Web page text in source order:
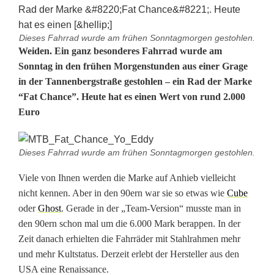
Dieses Fahrrad wurde am frühen Sonntagmorgen gestohlen.
B
e
s
n
e
r
e
s
Weiden. Ein ganz besonderes Fahrrad wurde am
Sonntag in den frühen Morgenstunden aus einer Grage
in der Tannenbergstraße gestohlen – ein Rad der Marke
“Fat Chance”. Heute hat es einen Wert von rund 2.000
Euro
Dieses Fahrrad wurde am frühen Sonntagmorgen gestohlen.
Viele von Ihnen werden die Marke auf Anhieb vielleicht
nicht kennen. Aber in den 90ern war sie so etwas wie Cube
oderGhost. Gerade in der „Team-Version“ musste man in
den 90ern schon mal um die 6.000 Mark berappen. In der
Zeit danach erhielten die Fahrräder mit Stahlrahmen mehr
und mehr Kultstatus. Derzeit erlebt der Hersteller aus den
USA eine Renaissance.